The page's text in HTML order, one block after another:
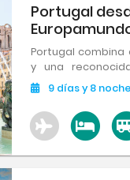
Portugal
Portugal combina
y una
Lisboa, Oporto
atractivos
9 díasy 8